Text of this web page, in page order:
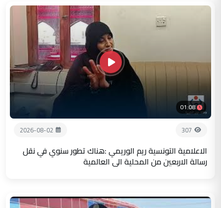
01:08
307
2026-08-02
الاعلامية التونسية ريم الوريمي :هناك تطور سنوي في نقل
رسالة الاربعين من المحلية الى العالمية